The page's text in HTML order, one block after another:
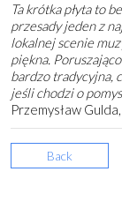
Ta krótka płyta to
przesady jeden z
lokalnej scenie
piękna.
bardzo tradycyjna,
jeśli chodzi o
Przemysław
Back